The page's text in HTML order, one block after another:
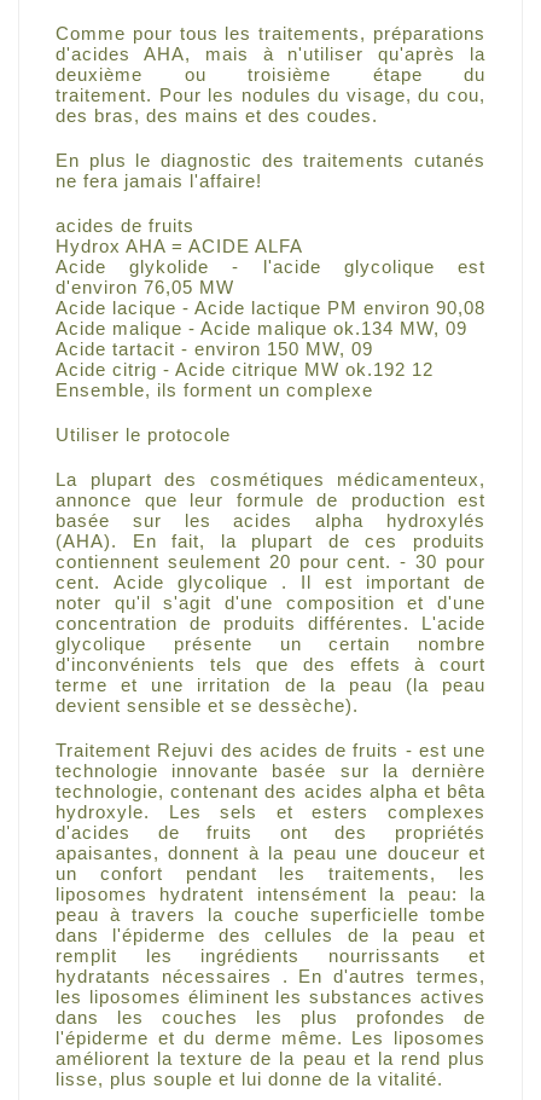
Comme pour tous les traitements, préparations
d'acides AHA, mais à n'utiliser qu'après la
deuxième ou troisième étape du
traitement. Pour les nodules du visage, du cou,
des bras, des mains et des coudes.
En plus le diagnostic des traitements cutanés
ne fera jamais l'affaire!
acides de fruits
Hydrox AHA = ACIDE ALFA
Acide glykolide - l'acide glycolique est
d'environ 76,05 MW
Acide lacique - Acide lactique PM environ 90,08
Acide malique - Acide malique ok.134 MW, 09
Acide tartacit - environ 150 MW, 09
Acide citrig - Acide citrique MW ok.192 12
Ensemble, ils forment un complexe
Utiliser le protocole
La plupart des cosmétiques médicamenteux,
annonce que leur formule de production est
basée sur les acides alpha hydroxylés
(AHA). En fait, la plupart de ces produits
contiennent seulement 20 pour cent.- 30 pour
cent. Acide glycolique . Il est important de
noter qu'il s'agit d'une composition et d'une
concentration de produits différentes. L'acide
glycolique présente un certain nombre
d'inconvénients tels que des effets à court
terme et une irritation de la peau (la peau
devient sensible et se dessèche).
Traitement Rejuvi des acides de fruits - est une
technologie innovante basée sur la dernière
technologie, contenant des acides alpha et bêta
hydroxyle. Les sels et esters complexes
d'acides de fruits ont des propriétés
apaisantes, donnent à la peau une douceur et
un confort pendant les traitements, les
liposomes hydratent intensément la peau: la
peau à travers la couche superficielle tombe
dans l'épiderme des cellules de la peau et
remplit les ingrédients nourrissants et
hydratants nécessaires . En d'autres termes,
les liposomes éliminent les substances actives
dans les couches les plus profondes de
l'épiderme et du derme même. Les liposomes
améliorent la texture de la peau et la rend plus
lisse, plus souple et lui donne de la vitalité.